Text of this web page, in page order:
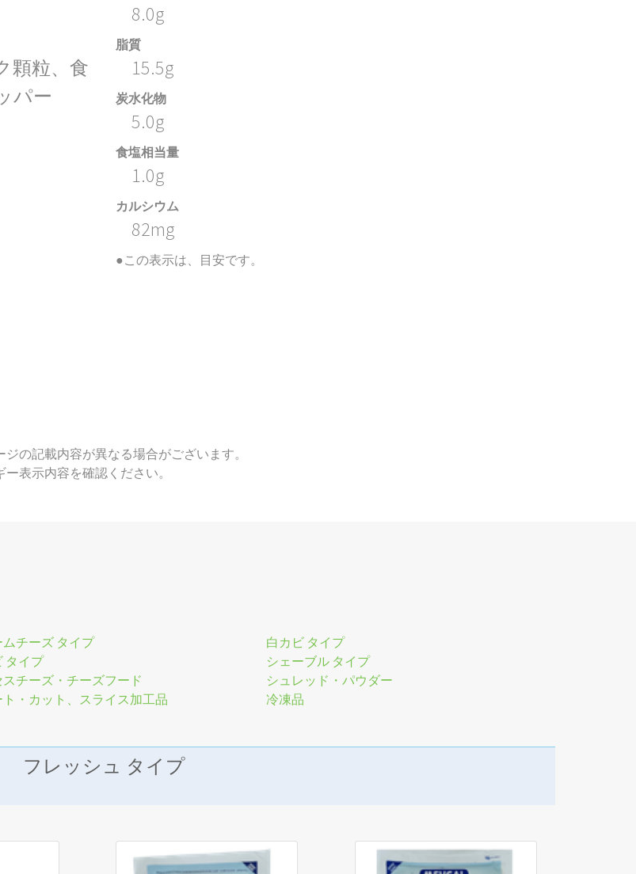
顆粒、食
パー
8.0g
脂質
15.5g
炭水化物
5.0g
食塩相当量
1.0g
カルシウム
82mg
●この表示は、目安です。
の記載内容が異なる場合がございます。
表示内容を確認ください。
ムチーズ タイプ
白カビ タイプ
タイプ
シェーブル タイプ
スチーズ・チーズフード
シュレッド・パウダー
ト・カット、スライス加工品
冷凍品
フレッシュ タイプ